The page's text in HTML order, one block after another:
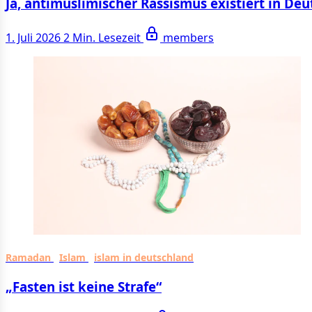
1. Juli 20262 Min. Lesezeit members
Ramadan Islam islam in deutschland
„Fasten ist keine Strafe“